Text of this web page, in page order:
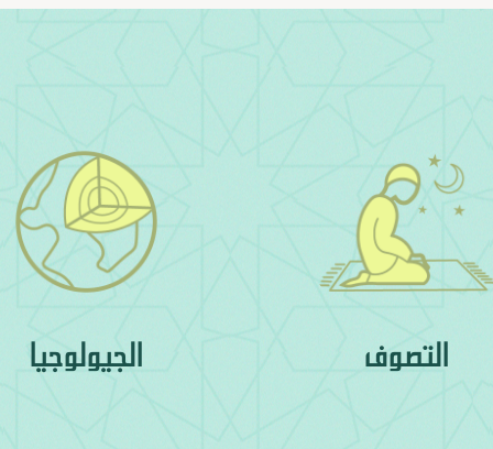
التصوف الجيولوجيا